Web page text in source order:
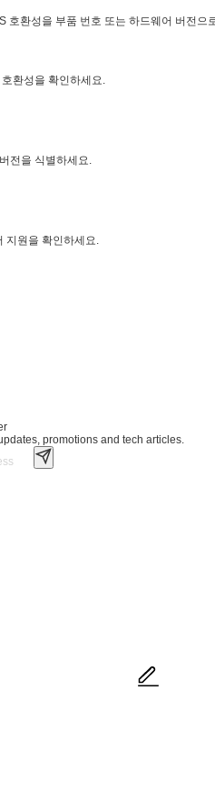
호환성을 부품 번호 또는 하드웨어 버전으
환성을 확인하세요.
전을 식별하세요.
지원을 확인하세요.
promotions and tech articles.